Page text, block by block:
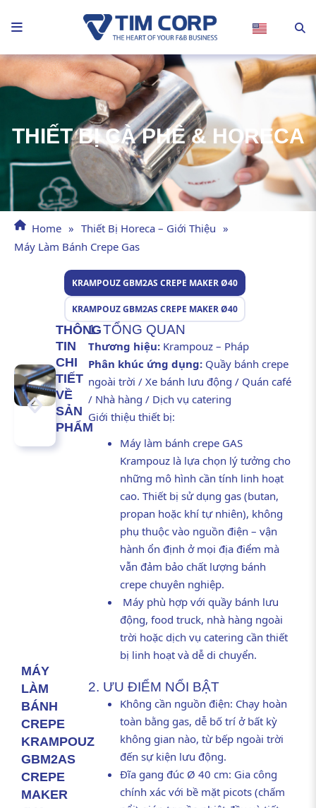
tới
dung
THIẾT BỊ CÀ PHÊ & HORECA
Home » Thiết Bị Horeca – Giới Thiệu »
Máy Làm Bánh Crepe Gas
KRAMPOUZ GBM2AS CREPE MAKER Ø40
KRAMPOUZ GBM2AS CREPE MAKER Ø40
MÁY
LÀM
BÁNH
CREPE
KRAMPOUZ
GBM2AS
CREPE
MAKER
THÔNG
TIN
CHI
TIẾT
VỀ
SẢN
PHẨM
1. TỔNG QUAN
Thương hiệu:Krampouz – Pháp
Phân khúc ứng dụng:Quầy bánh crepe
ngoài trời / Xe bánh lưu động / Quán café
/ Nhà hàng / Dịch vụ catering
Giới thiệu thiết bị:
Máy làm bánh crepe GAS
Krampouz là lựa chọn lý tưởng cho
những mô hình cần tính linh hoạt
cao. Thiết bị sử dụng gas (butan,
propan hoặc khí tự nhiên), không
phụ thuộc vào nguồn điện – vận
hành ổn định ở mọi địa điểm mà
vẫn đảm bảo chất lượng bánh
crepe chuyên nghiệp.
Máy phù hợp với quầy bánh lưu
động, food truck, nhà hàng ngoài
trời hoặc dịch vụ catering cần thiết
bị linh hoạt và dễ di chuyển.
2. ƯU ĐIỂM NỔI BẬT
Không cần nguồn điện: Chạy hoàn
toàn bằng gas, dễ bố trí ở bất kỳ
không gian nào, từ bếp ngoài trời
đến sự kiện lưu động.
Đĩa gang đúc Ø 40 cm: Gia công
chính xác với bề mặt picots (chấm